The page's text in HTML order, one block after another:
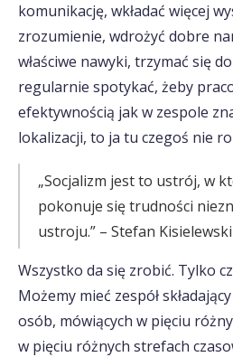
komunikację, wkładać więcej
zrozumienie, wdrożyć dobre
właściwe nawyki, trzymać się
regularnie spotykać, żeby
efektywnością jak w zespole
lokalizacji, to ja tu czegoś nie
„Socjalizm jest to ustrój, w
pokonuje się trudności
ustroju.” – Stefan Kisielewski
Wszystko da się zrobić. Tylko
Możemy mieć zespół
osób, mówiących w pięciu
w pięciu różnych strefach